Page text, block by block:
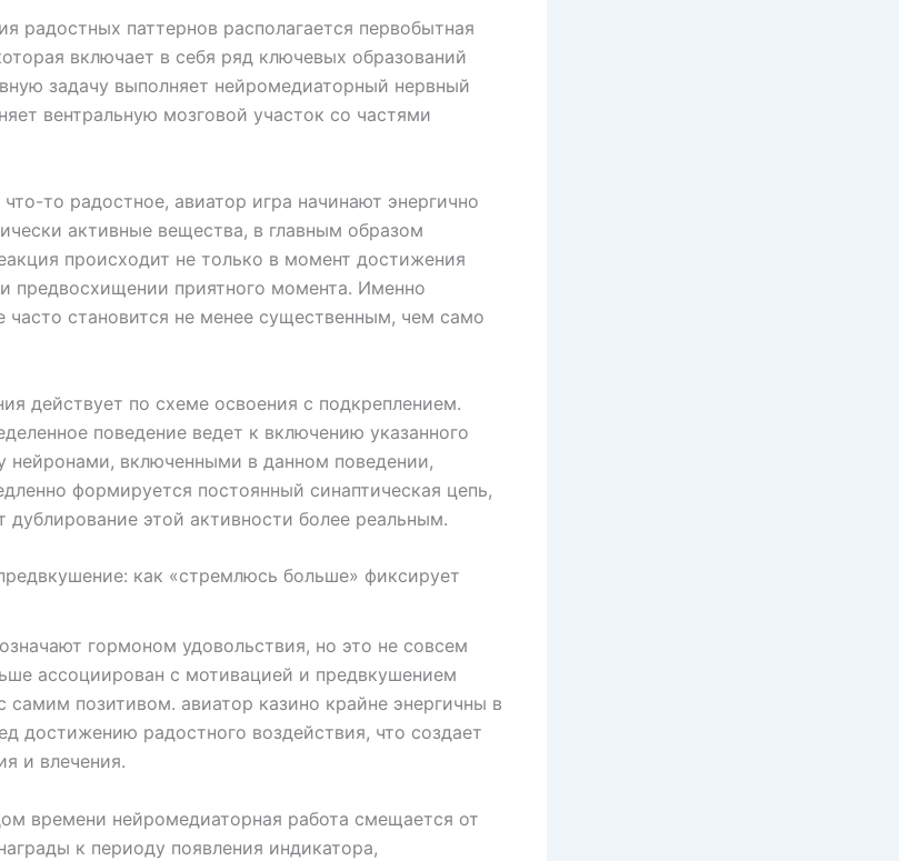
радостных паттернов располагается первобытная
включает в себя ряд ключевых образований
задачу выполняет нейромедиаторный нервный
вентральную мозговой участок со частями
то радостное, авиатор игра начинают энергично
активные вещества, в главным образом
происходит не только в момент достижения
предвосхищении приятного момента. Именно
часто становится не менее существенным, чем само
действует по схеме освоения с подкреплением.
поведение ведет к включению указанного
нейронами, включенными в данном поведении,
формируется постоянный синаптическая цепь,
дублирование этой активности более реальным.
как «стремлюсь больше» фиксирует
гормоном удовольствия, но это не совсем
ассоциирован с мотивацией и предвкушением
самим позитивом. авиатор казино крайне энергичны в
достижению радостного воздействия, что создает
и влечения.
времени нейромедиаторная работа смещается от
к периоду появления индикатора,